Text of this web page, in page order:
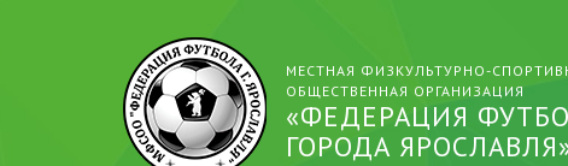
МЕСТНАЯ ФИЗКУЛЬТУРНО-
ОБЩЕСТВЕННАЯ ОРГАНИЗАЦИЯ
«ФЕДЕРАЦИЯ
ГОРОДА